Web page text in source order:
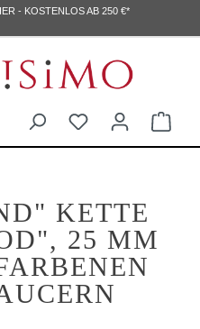
- KOSTENLOS AB 250 €*
KETTE
25 MM